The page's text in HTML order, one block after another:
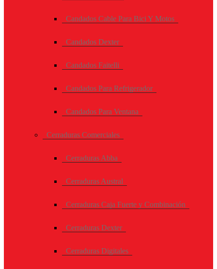
Candados Cable Para Bici Y Motos
Candados Dexter
Candados Faitelli
Candados Para Refrigerador
Candados Para Ventana
Cerraduras Comerciales
Cerraduras Abba
Cerraduras Austral
Cerraduras Caja Fuerte y Combinación
Cerraduras Dexter
Cerraduras Digitales